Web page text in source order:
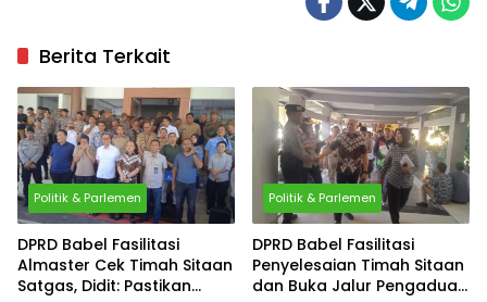
Berita Terkait
Politik & Parlemen
DPRD Babel Fasilitasi
Almaster Cek Timah Sitaan
Satgas, Didit: Pastikan
Politik & Parlemen
DPRD Babel Fasilitasi
Penyelesaian Timah Sitaan
dan Buka Jalur Pengaduan